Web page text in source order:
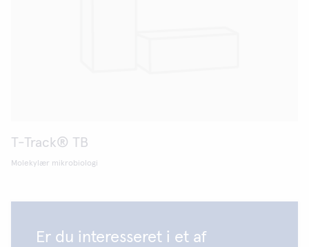
T-Track® TB
Molekylær mikrobiologi
Er du interesseret i et af